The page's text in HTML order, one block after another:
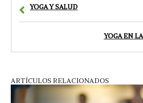
YOGA Y SALUD
YOGA EN
ARTÍCULOS RELACIONADOS